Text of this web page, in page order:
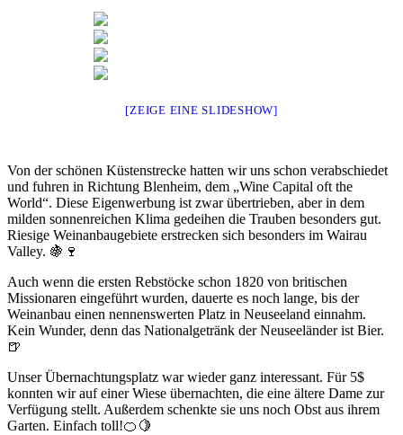
[ZEIGE EINE SLIDESHOW]
Von der schönen Küstenstrecke hatten wir uns schon verabschiedet
und fuhren in Richtung Blenheim, dem „Wine Capital oft the
World“. Diese Eigenwerbung ist zwar übertrieben, aber in dem
milden sonnenreichen Klima gedeihen die Trauben besonders gut.
Riesige Weinanbaugebiete erstrecken sich besonders im Wairau
Valley. 🍇🍷
Auch wenn die ersten Rebstöcke schon 1820 von britischen
Missionaren eingeführt wurden, dauerte es noch lange, bis der
Weinanbau einen nennenswerten Platz in Neuseeland einnahm.
Kein Wunder, denn das Nationalgetränk der Neuseeländer ist Bier.
🍺
Unser Übernachtungsplatz war wieder ganz interessant. Für 5$
konnten wir auf einer Wiese übernachten, die eine ältere Dame zur
Verfügung stellt. Außerdem schenkte sie uns noch Obst aus ihrem
Garten. Einfach toll!🍊🍋